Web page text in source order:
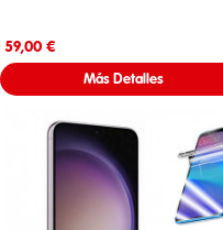
59,00 €
Más Detalles